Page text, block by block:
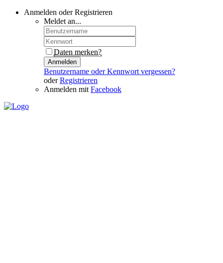
Anmelden oder Registrieren
Meldet an...
Daten merken?
Anmelden
Benutzername oder Kennwort vergessen?
oderRegistrieren
Anmelden mit Facebook